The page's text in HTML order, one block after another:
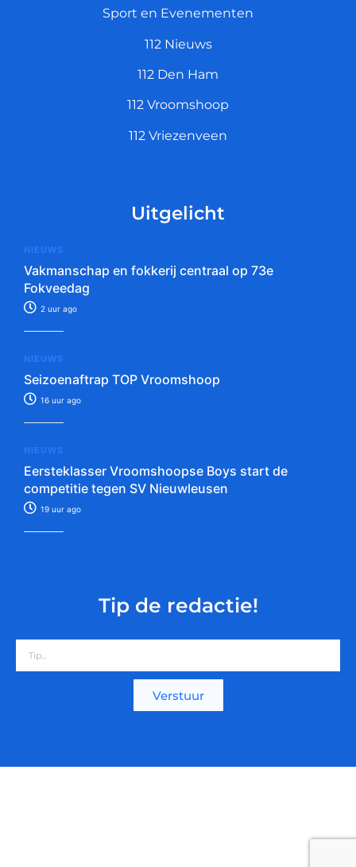
Sport en Evenementen
112 Nieuws
112 Den Ham
112 Vroomshoop
112 Vriezenveen
Uitgelicht
NIEUWS
Vakmanschap en fokkerij centraal op 73e
Fokveedag
2 uur ago
NIEUWS
Seizoenaftrap TOP Vroomshoop
16 uur ago
NIEUWS
Eersteklasser Vroomshoopse Boys start de
competitie tegen SV Nieuwleusen
19 uur ago
Tip de redactie!
Verstuur